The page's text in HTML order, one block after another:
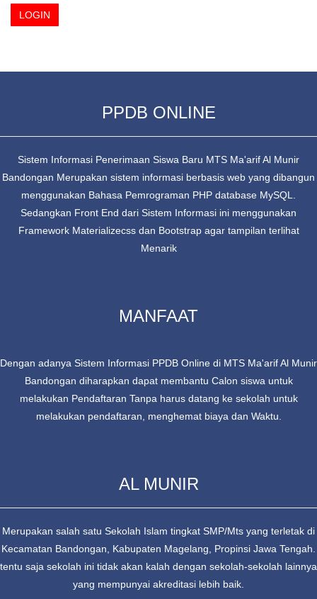
PPDB ONLINE
Sistem Informasi Penerimaan Siswa Baru MTS Ma'arif Al Munir
Bandongan Merupakan sistem informasi berbasis web yang dibangun
menggunakan Bahasa Pemrograman PHP database MySQL.
Sedangkan Front End dari Sistem Informasi ini menggunakan
Framework Materializecss dan Bootstrap agar tampilan terlihat
Menarik
MANFAAT
Dengan adanya Sistem Informasi PPDB Online di MTS Ma'arif Al Munir
Bandongan diharapkan dapat membantu Calon siswa untuk
melakukan Pendaftaran Tanpa harus datang ke sekolah untuk
melakukan pendaftaran, menghemat biaya dan Waktu.
AL MUNIR
Merupakan salah satu Sekolah Islam tingkat SMP/Mts yang terletak di
Kecamatan Bandongan, Kabupaten Magelang, Propinsi Jawa Tengah.
tentu saja sekolah ini tidak akan kalah dengan sekolah-sekolah lainnya
yang mempunyai akreditasi lebih baik.